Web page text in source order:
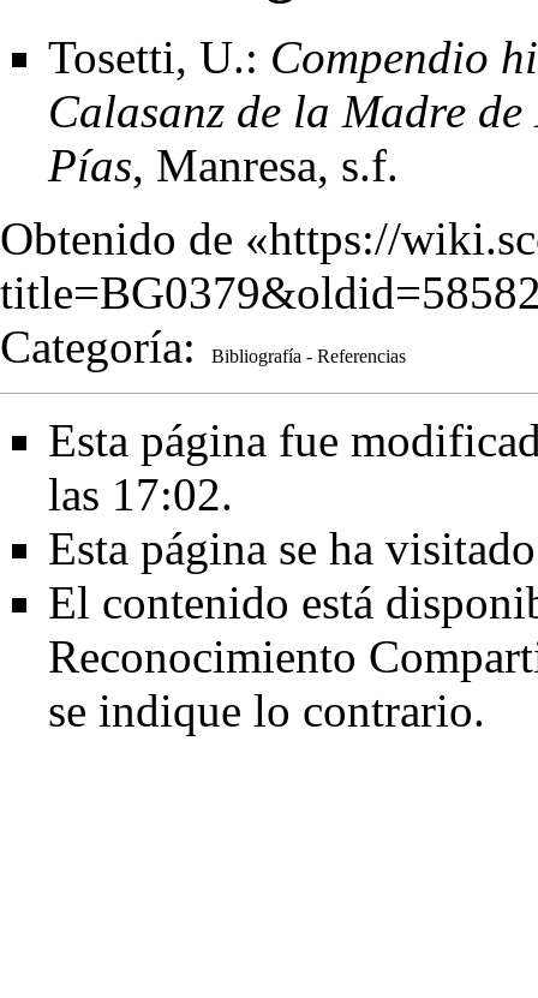
Tosetti, U.: Compendio
Calasanz de la Madre
Pías, Manresa, s.f.
Obtenido de «https://
Categoría: Bibliografía - Referencias
Esta página fue
las 17:02.
Esta página se ha
El contenido está
Reconocimiento
se indique lo contrario.